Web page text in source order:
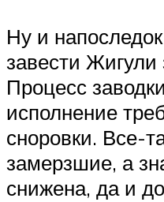
Ну и
завести Жигули
Процесс
исполнение
сноровки. Все-
замерзшие, а
снижена, да и